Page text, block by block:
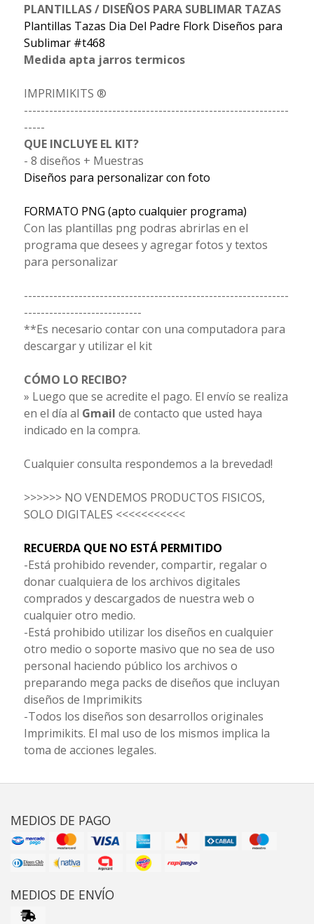
PLANTILLAS / DISEÑOS PARA SUBLIMAR TAZAS
Plantillas Tazas Dia Del Padre Flork Diseños para
Sublimar #t468
Medida apta jarros termicos
IMPRIMIKITS ®
---------------------------------------------------------------
-----
QUE INCLUYE EL KIT?
- 8 diseños + Muestras
Diseños para personalizar con foto
FORMATO PNG (apto cualquier programa)
Con las plantillas png podras abrirlas en el
programa que desees y agregar fotos y textos
para personalizar
---------------------------------------------------------------
----------------------------
**Es necesario contar con una computadora para
descargar y utilizar el kit
CÓMO LO RECIBO?
» Luego que se acredite el pago. El envío se realiza
en el día al Gmail de contacto que usted haya
indicado en la compra.
Cualquier consulta respondemos a la brevedad!
>>>>>> NO VENDEMOS PRODUCTOS FISICOS,
SOLO DIGITALES <<<<<<<<<<<
RECUERDA QUE NO ESTÁ PERMITIDO
-Está prohibido revender, compartir, regalar o
donar cualquiera de los archivos digitales
comprados y descargados de nuestra web o
cualquier otro medio.
-Está prohibido utilizar los diseños en cualquier
otro medio o soporte masivo que no sea de uso
personal haciendo público los archivos o
preparando mega packs de diseños que incluyan
diseños de Imprimikits
-Todos los diseños son desarrollos originales
Imprimikits. El mal uso de los mismos implica la
toma de acciones legales.
MEDIOS DE PAGO
MEDIOS DE ENVÍO